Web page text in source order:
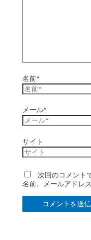
名前*
メール*
サイト
次回のコメント
名前、メールアドレ